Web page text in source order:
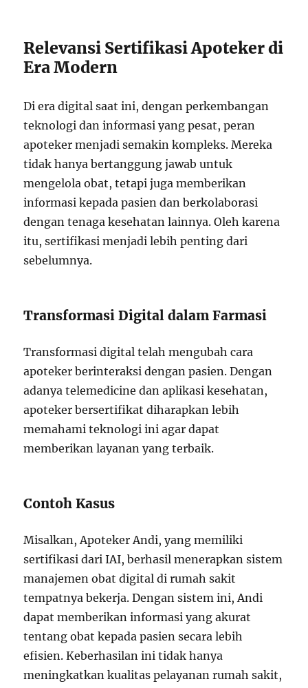
Relevansi Sertifikasi Apoteker di
Era Modern
Di era digital saat ini, dengan perkembangan
teknologi dan informasi yang pesat, peran
apoteker menjadi semakin kompleks. Mereka
tidak hanya bertanggung jawab untuk
mengelola obat, tetapi juga memberikan
informasi kepada pasien dan berkolaborasi
dengan tenaga kesehatan lainnya. Oleh karena
itu, sertifikasi menjadi lebih penting dari
sebelumnya.
Transformasi Digital dalam Farmasi
Transformasi digital telah mengubah cara
apoteker berinteraksi dengan pasien. Dengan
adanya telemedicine dan aplikasi kesehatan,
apoteker bersertifikat diharapkan lebih
memahami teknologi ini agar dapat
memberikan layanan yang terbaik.
Contoh Kasus
Misalkan, Apoteker Andi, yang memiliki
sertifikasi dari IAI, berhasil menerapkan sistem
manajemen obat digital di rumah sakit
tempatnya bekerja. Dengan sistem ini, Andi
dapat memberikan informasi yang akurat
tentang obat kepada pasien secara lebih
efisien. Keberhasilan ini tidak hanya
meningkatkan kualitas pelayanan rumah sakit,